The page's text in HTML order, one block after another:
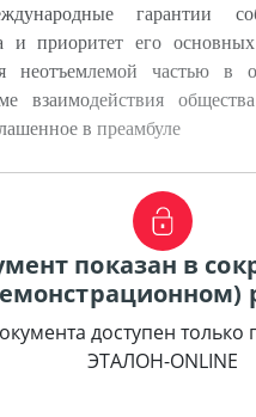
гарантии
и приоритет его
неотъемлемой частью в
взаимодействия
в преамбуле
показан в
доступен только
ЭТАЛОН-ONLINE